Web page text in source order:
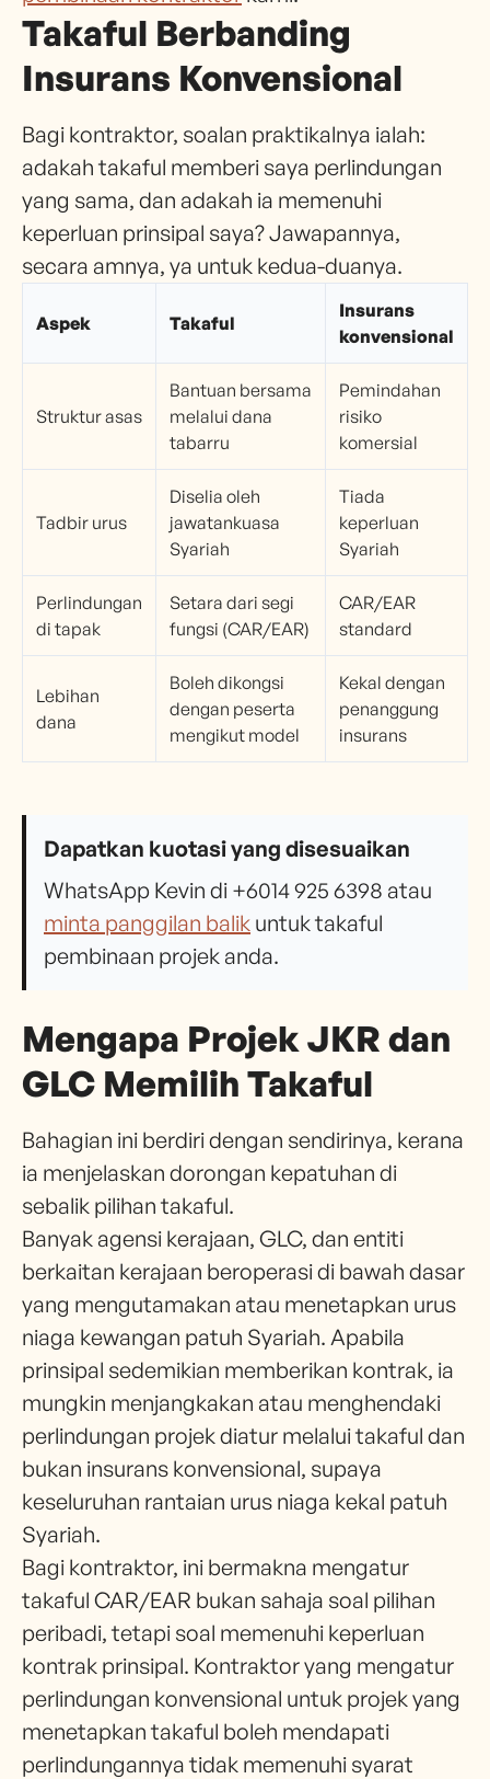
Takaful Berbanding
Insurans Konvensional
Bagi kontraktor, soalan praktikalnya ialah:
adakah takaful memberi saya perlindungan
yang sama, dan adakah ia memenuhi
keperluan prinsipal saya? Jawapannya,
secara amnya, ya untuk kedua-duanya.
Aspek Takaful
Insurans
konvensional
Struktur asas
Bantuan bersama
melalui dana
tabarru
Pemindahan
risiko
komersial
Tadbir urus
Diselia oleh
jawatankuasa
Syariah
Tiada
keperluan
Syariah
Perlindungan
di tapak
Setara dari segi
fungsi (CAR/EAR)
CAR/EAR
standard
Lebihan
dana
Boleh dikongsi
dengan peserta
mengikut model
Kekal dengan
penanggung
insurans
Dapatkan kuotasi yang disesuaikan
WhatsApp Kevin di +6014 925 6398 atau
minta panggilan balik untuk takaful
pembinaan projek anda.
Mengapa Projek JKR dan
GLC Memilih Takaful
Bahagian ini berdiri dengan sendirinya, kerana
ia menjelaskan dorongan kepatuhan di
sebalik pilihan takaful.
Banyak agensi kerajaan, GLC, dan entiti
berkaitan kerajaan beroperasi di bawah dasar
yang mengutamakan atau menetapkan urus
niaga kewangan patuh Syariah. Apabila
prinsipal sedemikian memberikan kontrak, ia
mungkin menjangkakan atau menghendaki
perlindungan projek diatur melalui takaful dan
bukan insurans konvensional, supaya
keseluruhan rantaian urus niaga kekal patuh
Syariah.
Bagi kontraktor, ini bermakna mengatur
takaful CAR/EAR bukan sahaja soal pilihan
peribadi, tetapi soal memenuhi keperluan
kontrak prinsipal. Kontraktor yang mengatur
perlindungan konvensional untuk projek yang
menetapkan takaful boleh mendapati
perlindungannya tidak memenuhi syarat